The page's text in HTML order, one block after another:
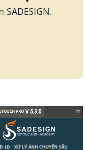
SADESIGN.